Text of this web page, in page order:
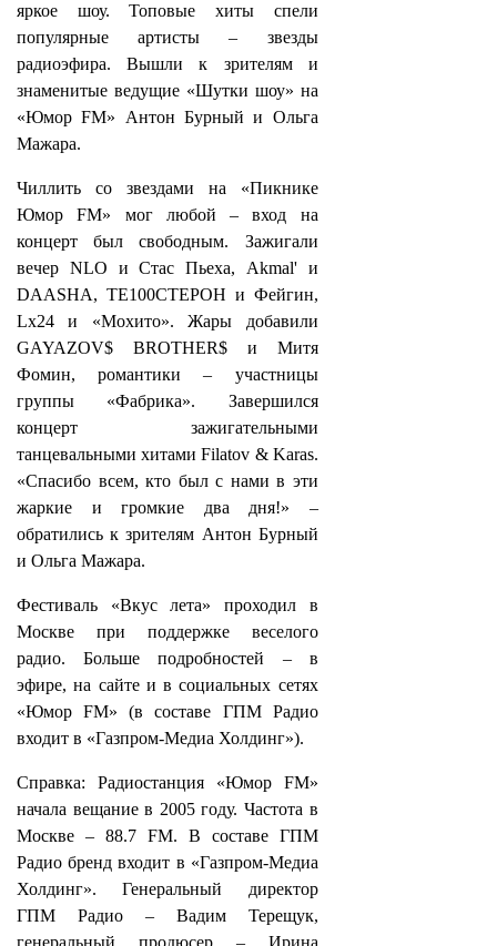
яркое шоу. Топовые хиты спели
популярные артисты – звезды
радиоэфира. Вышли к зрителям и
знаменитые ведущие «Шутки шоу» на
«Юмор FM» Антон Бурный и Ольга
Мажара.
Чиллить со звездами на «Пикнике
Юмор FM» мог любой – вход на
концерт был свободным. Зажигали
вечер NLO и Стас Пьеха, Akmal' и
DAASHA, ТЕ100СТЕРОН и Фейгин,
Lx24 и «Мохито». Жары добавили
GAYAZOV$ BROTHER$ и Митя
Фомин, романтики – участницы
группы «Фабрика». Завершился
концерт зажигательными
танцевальными хитами Filatov & Karas.
«Спасибо всем, кто был с нами в эти
жаркие и громкие два дня!» –
обратились к зрителям Антон Бурный
и Ольга Мажара.
Фестиваль «Вкус лета» проходил в
Москве при поддержке веселого
радио. Больше подробностей – в
эфире, на сайте и в социальных сетях
«Юмор FM» (в составе ГПМ Радио
входит в «Газпром-Медиа Холдинг»).
Справка: Радиостанция «Юмор FM»
начала вещание в 2005 году. Частота в
Москве – 88.7 FM. В составе ГПМ
Радио бренд входит в «Газпром-Медиа
Холдинг». Генеральный директор
ГПМ Радио – Вадим Терещук,
генеральный продюсер – Ирина